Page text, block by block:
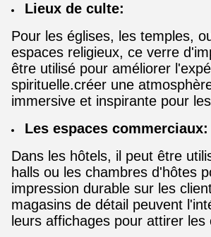
Lieux de culte:
Pour les églises, les temples,
espaces religieux, ce verre
être utilisé pour améliorer
spirituelle.créer une
immersive et inspirante pour
Les espaces commerciaux:
Dans les hôtels, il peut être
halls ou les chambres d'hôtes
impression durable sur les
magasins de détail peuvent
leurs affichages pour attirer les